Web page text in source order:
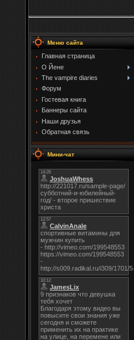
Меню сайта
Главная страница
О Йене
The vampire diaries
Форум
Гостевая книга
Баннеры сайта
Наши друзья
Обратная связь
Мини-чат